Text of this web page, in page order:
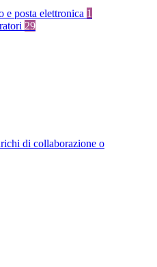
e posta elettronica 1
29
di collaborazione o